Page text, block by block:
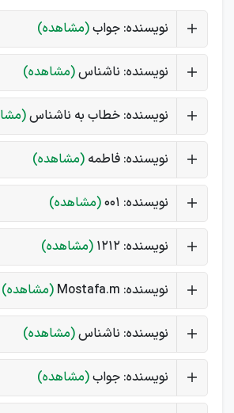
نویسنده: جواب(مشاهده)
نویسنده: ناشناس(مشاهده)
نویسنده: خطاب به ناشناس
نویسنده: فاطمه (مشاهده)
نویسنده: 001 (مشاهده)
نویسنده: 1212 (مشاهده)
نویسنده: Mostafa.m (مشاهده)
نویسنده: ناشناس(مشاهده)
نویسنده: جواب(مشاهده)